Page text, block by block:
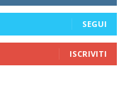
SEGUI
ISCRIVITI